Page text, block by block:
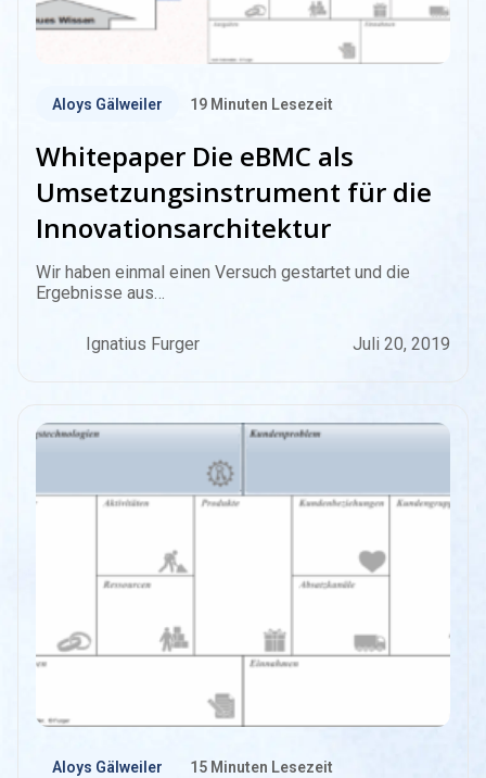
Aloys Gälweiler 19 Minuten Lesezeit
Whitepaper Die eBMC als
Umsetzungsinstrument für die
Innovationsarchitektur
Wir haben einmal einen Versuch gestartet und die
Ergebnisse aus…
Ignatius Furger Juli 20, 2019
Aloys Gälweiler 15 Minuten Lesezeit